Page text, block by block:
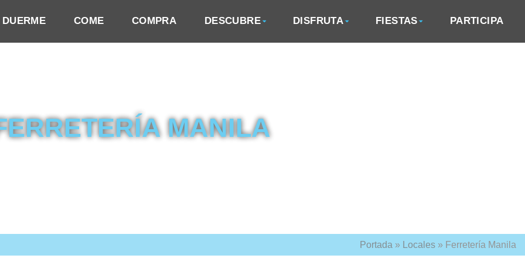
DUERME COME COMPRA DESCUBRE DISFRUTA FIESTAS PARTICIPA
MANILA
Portada » Locales » Ferretería Manila